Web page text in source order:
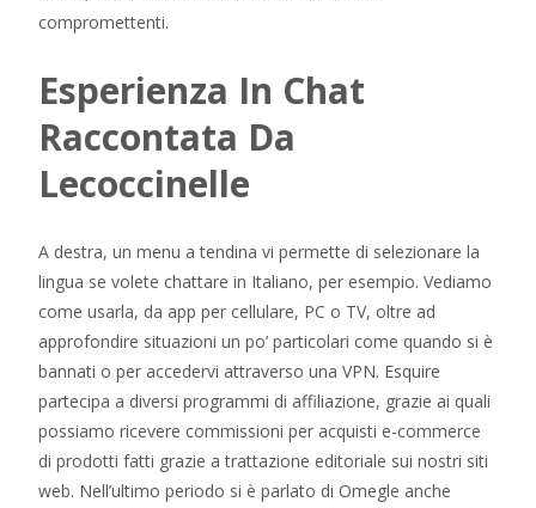
compromettenti.
Esperienza In Chat
Raccontata Da
Lecoccinelle
A destra, un menu a tendina vi permette di selezionare la
lingua se volete chattare in Italiano, per esempio. Vediamo
come usarla, da app per cellulare, PC o TV, oltre ad
approfondire situazioni un po’ particolari come quando si è
bannati o per accedervi attraverso una VPN. Esquire
partecipa a diversi programmi di affiliazione, grazie ai quali
possiamo ricevere commissioni per acquisti e-commerce
di prodotti fatti grazie a trattazione editoriale sui nostri siti
web. Nell’ultimo periodo si è parlato di Omegle anche